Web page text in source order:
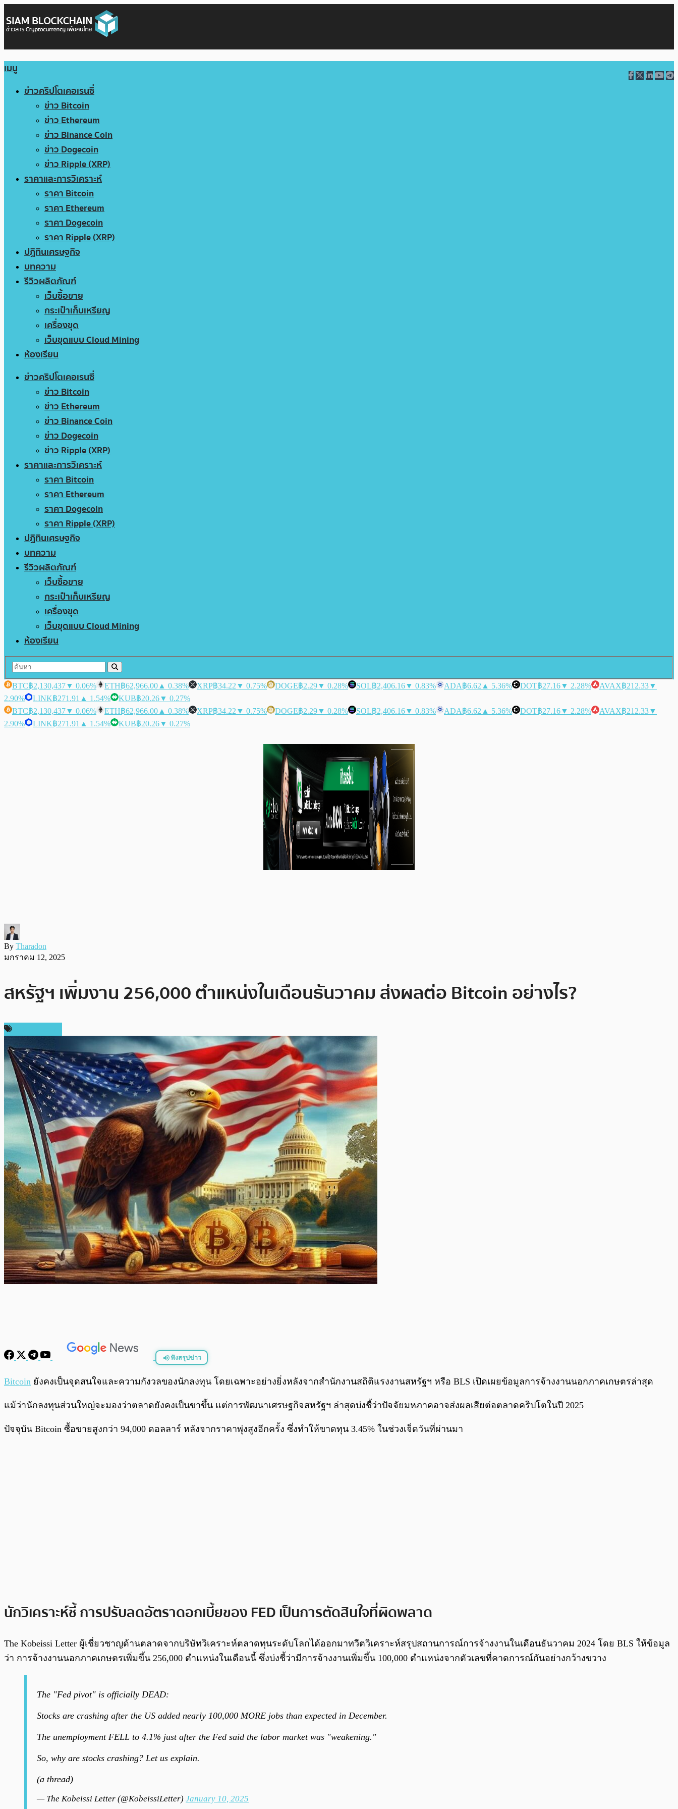
เมนู
ข่าวคริปโตเคอเรนซี่
ข่าว Bitcoin
ข่าว Ethereum
ข่าว Binance Coin
ข่าว Dogecoin
ข่าว Ripple (XRP)
ราคาและการวิเคราะห์
ราคา Bitcoin
ราคา Ethereum
ราคา Dogecoin
ราคา Ripple (XRP)
ปฏิทินเศรษฐกิจ
บทความ
รีวิวผลิตภัณฑ์
เว็บซื้อขาย
กระเป๋าเก็บเหรียญ
เครื่องขุด
เว็บขุดแบบ Cloud Mining
ห้องเรียน
ข่าวคริปโตเคอเรนซี่
ข่าว Bitcoin
ข่าว Ethereum
ข่าว Binance Coin
ข่าว Dogecoin
ข่าว Ripple (XRP)
ราคาและการวิเคราะห์
ราคา Bitcoin
ราคา Ethereum
ราคา Dogecoin
ราคา Ripple (XRP)
ปฏิทินเศรษฐกิจ
บทความ
รีวิวผลิตภัณฑ์
เว็บซื้อขาย
กระเป๋าเก็บเหรียญ
เครื่องขุด
เว็บขุดแบบ Cloud Mining
ห้องเรียน
BTC฿2,130,437▼ 0.06% ETH฿62,966.00 ▲ 0.38% XRP฿34.22 ▼ 0.75% DOGE฿2.29▼ 0.28% SOL฿2,406.16▼ 0.83% ADA฿6.62 ▲ 5.36% DOT฿27.16▼ 2.28% AVAX฿212.33▼
2.90%
LINK฿271.91 ▲ 1.54% KUB฿20.26▼ 0.27%
BTC฿2,130,437▼ 0.06% ETH฿62,966.00 ▲ 0.38% XRP฿34.22 ▼ 0.75% DOGE฿2.29▼ 0.28% SOL฿2,406.16▼ 0.83% ADA฿6.62 ▲ 5.36% DOT฿27.16▼ 2.28% AVAX฿212.33▼
2.90%
LINK฿271.91 ▲ 1.54% KUB฿20.26▼ 0.27%
By Tharadon
มกราคม 12, 2025
สหรัฐฯ เพิ่มงาน 256,000 ตำแหน่งในเดือนธันวาคม ส่งผลต่อ Bitcoin อย่างไร?
ฟังสรุปข่าว
พร้อมเล่น 0:00
Bitcoin ยังคงเป็นจุดสนใจและความกังวลของนักลงทุน โดยเฉพาะอย่างยิ่งหลังจากสำนักงานสถิติแรงงานสหรัฐฯ หรือ BLS เปิดเผยข้อมูลการจ้างงานนอกภาคเกษตรล่าสุด
แม้ว่านักลงทุนส่วนใหญ่จะมองว่าตลาดยังคงเป็นขาขึ้น แต่การพัฒนาเศรษฐกิจสหรัฐฯ ล่าสุดบ่งชี้ว่าปัจจัยมหภาคอาจส่งผลเสียต่อตลาดคริปโตในปี 2025
ปัจจุบัน Bitcoin ซื้อขายสูงกว่า 94,000 ดอลลาร์ หลังจากราคาพุ่งสูงอีกครั้ง ซึ่งทำให้ขาดทุน 3.45% ในช่วงเจ็ดวันที่ผ่านมา
นักวิเคราะห์ชี้ การปรับลดอัตราดอกเบี้ยของ FED เป็นการตัดสินใจที่ผิดพลาด
The Kobeissi Letter ผู้เชี่ยวชาญด้านตลาดจากบริษัทวิเคราะห์ตลาดทุนระดับโลกได้ออกมาทวีตวิเคราะห์สรุปสถานการณ์การจ้างงานในเดือนธันวาคม 2024 โดย BLS ให้ข้อมูล
ว่า การจ้างงานนอกภาคเกษตรเพิ่มขึ้น 256,000 ตำแหน่งในเดือนนี้ ซึ่งบ่งชี้ว่ามีการจ้างงานเพิ่มขึ้น 100,000 ตำแหน่งจากตัวเลขที่คาดการณ์กันอย่างกว้างขวาง
The "Fed pivot" is officially DEAD:
Stocks are crashing after the US added nearly 100,000 MORE jobs than expected in December.
The unemployment FELL to 4.1% just after the Fed said the labor market was "weakening."
So, why are stocks crashing? Let us explain.
(a thread)
— The Kobeissi Letter (@KobeissiLetter) January 10, 2025